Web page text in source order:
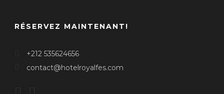
RÉSERVEZ MAINTENANT!
+212 535624656
contact@hotelroyalfes.com